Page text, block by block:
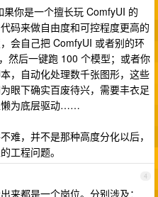
果你是一个擅长玩 ComfyUI 的
码来做自由度和可控程度更高的
会自己把 ComfyUI 或者别的环
然后一键跑 100 个模型；或者你
，自动化处理数千张图形，这些
眼下确实百废待兴，需要丰衣足
懒为底层驱动……
难，并不是那种高度分化以后，
工程问题。
4
来都是一个岗位。分别涉及：